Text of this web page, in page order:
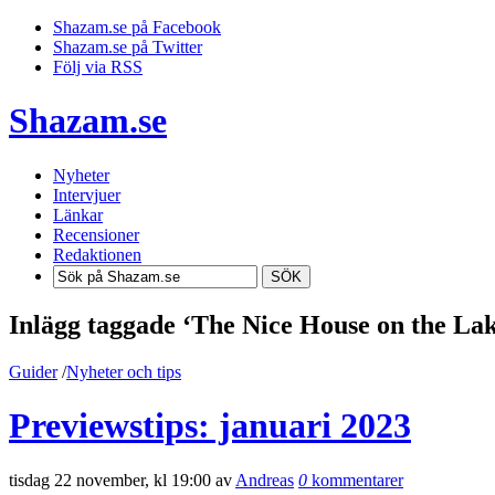
Shazam.se på Facebook
Shazam.se på Twitter
Följ via RSS
Shazam.se
Nyheter
Intervjuer
Länkar
Recensioner
Redaktionen
SÖK
Inlägg taggade ‘The Nice House on the
Guider/Nyheter och tips
Previewstips: januari 2023
tisdag 22 november, kl 19:00 av Andreas 0 kommentarer